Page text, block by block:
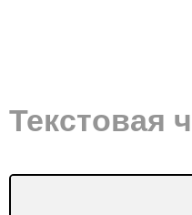
Текстовая